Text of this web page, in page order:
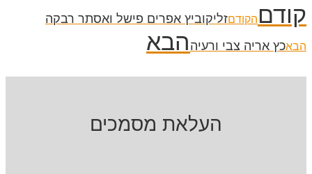
קודם הקודםזליקוביץ אפרים פישל ואסתר רבקה
הבאכץ אריה צבי ורעיה הבא
העלאת מסמכים